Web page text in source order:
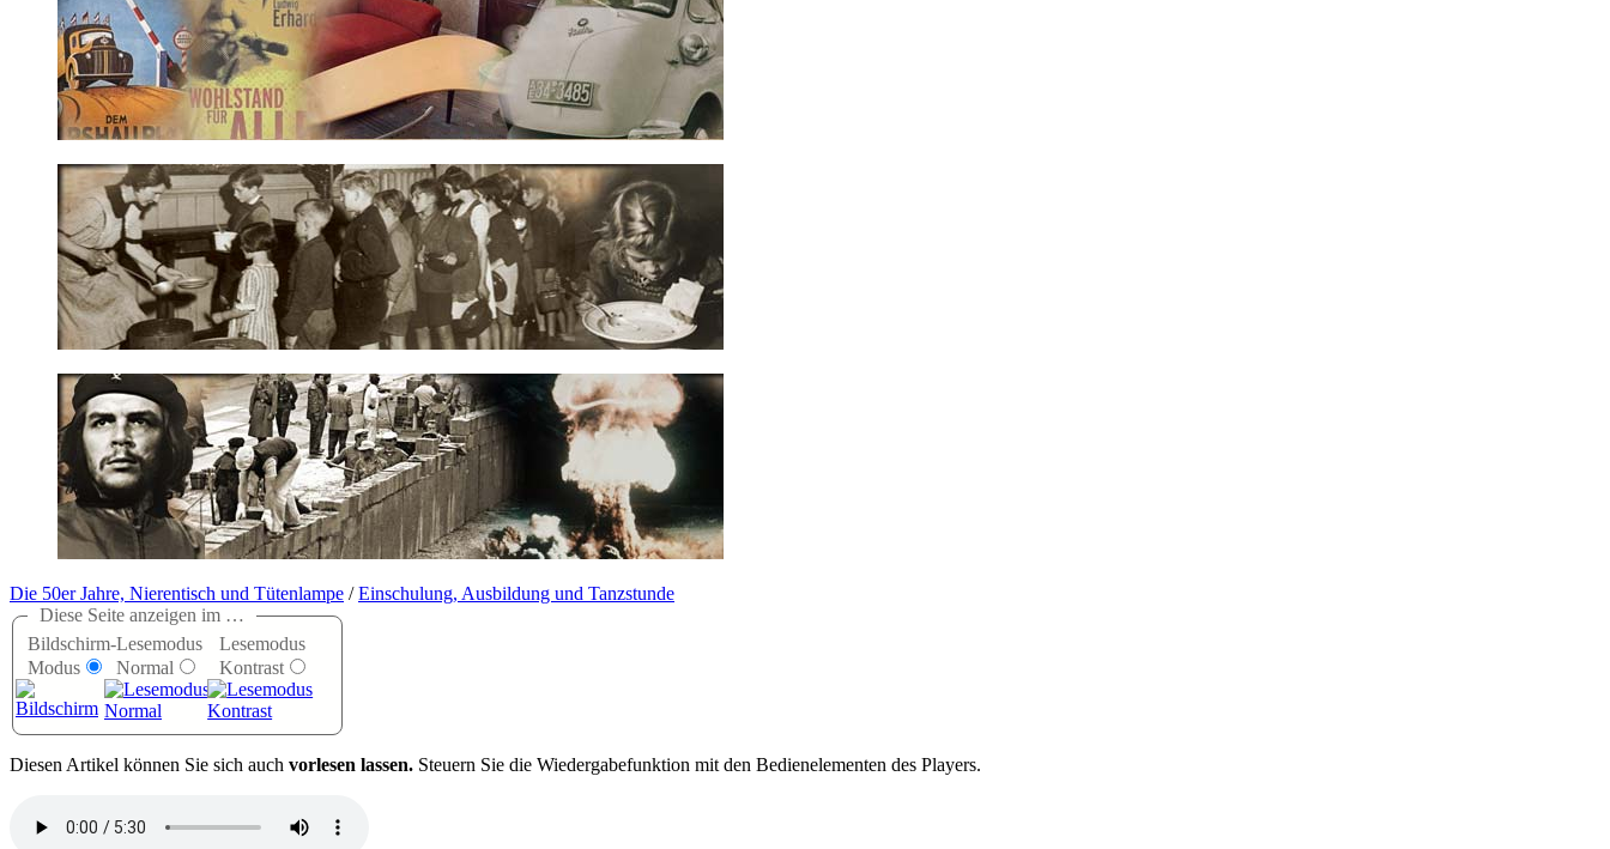
Die 50er Jahre, Nierentisch und Tütenlampe /Einschulung, Ausbildung und Tanzstunde
Diese Seite anzeigen im …
Bildschirm-
Modus
Lesemodus
Normal
Lesemodus
Kontrast
Diesen Artikel können Sie sich auch vorlesen lassen. Steuern Sie die Wiedergabefunktion mit den Bedienelementen des Players.